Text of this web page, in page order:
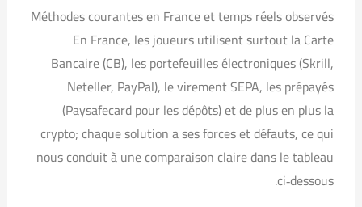
Méthodes courantes en France et temps réels observés
En France, les joueurs utilisent surtout la Carte
Bancaire (CB), les portefeuilles électroniques (Skrill,
Neteller, PayPal), le virement SEPA, les prépayés
(Paysafecard pour les dépôts) et de plus en plus la
crypto; chaque solution a ses forces et défauts, ce qui
nous conduit à une comparaison claire dans le tableau
ci‑dessous.